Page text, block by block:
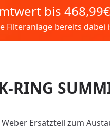
bis
Filteranlage bereits dabei
RING
Ersatzteil zum